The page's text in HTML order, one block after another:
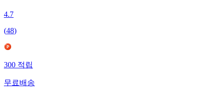
4.7
(48)
300적립
무료배송